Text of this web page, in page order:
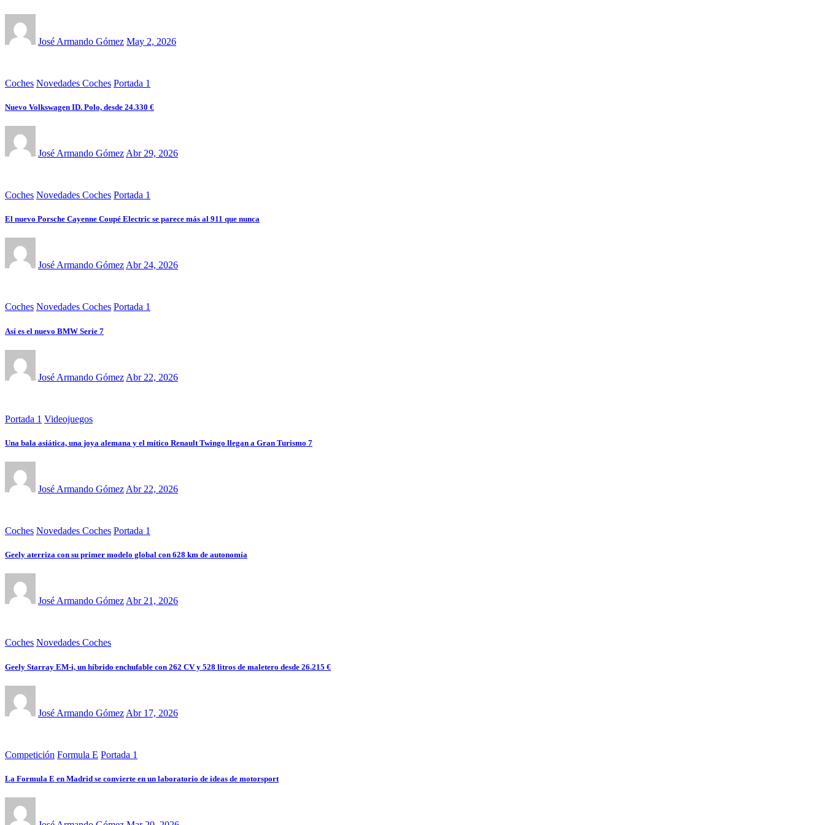
José Armando Gómez May 2, 2026
Coches Novedades Coches Portada 1
Nuevo Volkswagen ID. Polo, desde 24.330 €
José Armando Gómez Abr 29, 2026
Coches Novedades Coches Portada 1
El nuevo Porsche Cayenne Coupé Electric se parece más al 911 que nunca
José Armando GómezAbr 24, 2026
Coches Novedades Coches Portada 1
Así es el nuevo BMW Serie 7
José Armando Gómez Abr 22, 2026
Portada 1 Videojuegos
Una bala asiática, una joya alemana y el mítico Renault Twingo llegan a Gran Turismo 7
José Armando Gómez Abr 22, 2026
Coches Novedades Coches Portada 1
Geely aterriza con su primer modelo global con 628 km de autonomía
José Armando GómezAbr 21, 2026
Coches Novedades Coches
Geely Starray EM-i, un híbrido enchufable con 262 CV y 528 litros de maletero desde 26.215 €
José Armando Gómez Abr 17, 2026
Competición Formula E Portada 1
La Formula E en Madrid se convierte en un laboratorio de ideas de motorsport